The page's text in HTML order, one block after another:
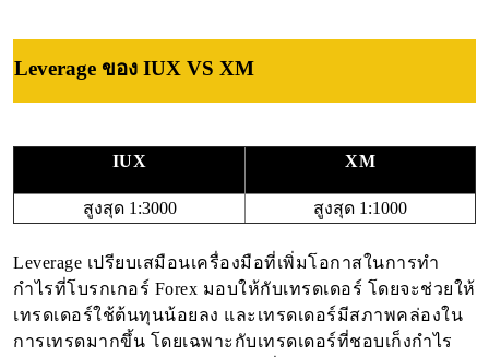
Leverage ของ IUX VS XM
IUX XM
สูงสุด 1:3000 สูงสุด 1:1000
Leverage เปรียบเสมือนเครื่องมือที่เพิ่มโอกาสในการทำ
กำไรที่โบรกเกอร์ Forex มอบให้กับเทรดเดอร์ โดยจะช่วยให้
เทรดเดอร์ใช้ต้นทุนน้อยลง และเทรดเดอร์มีสภาพคล่องใน
การเทรดมากขึ้น โดยเฉพาะกับเทรดเดอร์ที่ชอบเก็งกำไร